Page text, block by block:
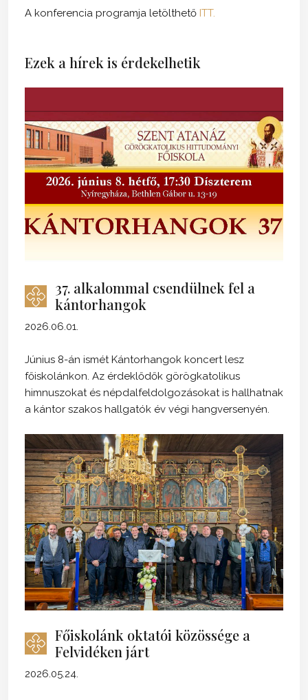
A konferencia programja letölthető ITT.
Ezek a hírek is érdekelhetik
37. alkalommal csendülnek fel a
kántorhangok
2026.06.01.
Június 8-án ismét Kántorhangok koncert lesz
főiskolánkon. Az érdeklődők görögkatolikus
himnuszokat és népdalfeldolgozásokat is hallhatnak
a kántor szakos hallgatók év végi hangversenyén.
Főiskolánk oktatói közössége a
Felvidéken járt
2026.05.24.